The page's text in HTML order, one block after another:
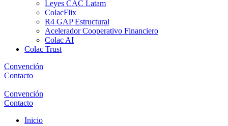
Leyes CAC Latam
ColacFlix
R4 GAP Estructural
Acelerador Cooperativo Financiero
Colac AI
Colac Trust
Convención
Contacto
Convención
Contacto
Inicio